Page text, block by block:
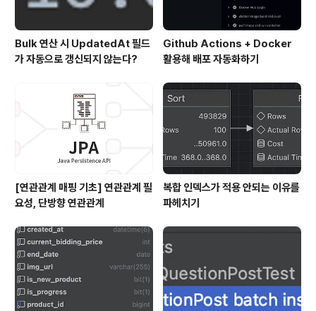
Bulk 연산 시 UpdatedAt 필드
가 자동으로 갱신되지 않는다?
Github Actions + Docker
활용해 배포 자동화하기
[연관관계 매핑 기초] 연관관계 필
요성, 단방향 연관관계
복합 인덱스가 적용 안되는 이유를
파헤치기